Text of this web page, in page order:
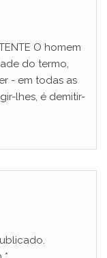
O homem
do termo,
- em todas as
lhes, é demitir-